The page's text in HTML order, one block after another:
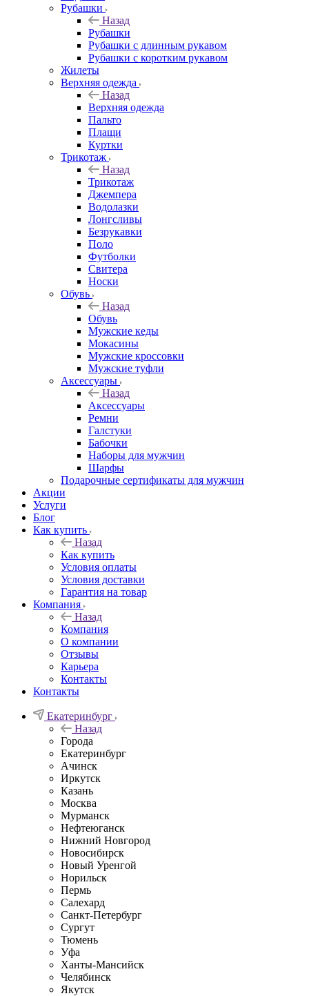
Рубашки
Назад
Рубашки
Рубашки с длинным рукавом
Рубашки с коротким рукавом
Жилеты
Верхняя одежда
Назад
Верхняя одежда
Пальто
Плащи
Куртки
Трикотаж
Назад
Трикотаж
Джемпера
Водолазки
Лонгсливы
Безрукавки
Поло
Футболки
Свитера
Носки
Обувь
Назад
Обувь
Мужские кеды
Мокасины
Мужские кроссовки
Мужские туфли
Аксессуары
Назад
Аксессуары
Ремни
Галстуки
Бабочки
Наборы для мужчин
Шарфы
Подарочные сертификаты для мужчин
Акции
Услуги
Блог
Как купить
Назад
Как купить
Условия оплаты
Условия доставки
Гарантия на товар
Компания
Назад
Компания
О компании
Отзывы
Карьера
Контакты
Контакты
Екатеринбург
Назад
Города
Екатеринбург
Ачинск
Иркутск
Казань
Москва
Мурманск
Нефтеюганск
Нижний Новгород
Новосибирск
Новый Уренгой
Норильск
Пермь
Салехард
Санкт-Петербург
Сургут
Тюмень
Уфа
Ханты-Мансийск
Челябинск
Якутск